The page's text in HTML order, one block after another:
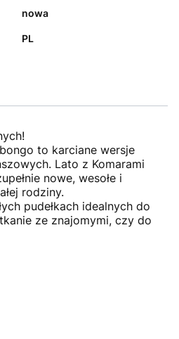
nowa
PL
to karciane wersje
Lato z Komarami
nowe, wesołe i
rodziny.
pudełkach idealnych do
ze znajomymi, czy do